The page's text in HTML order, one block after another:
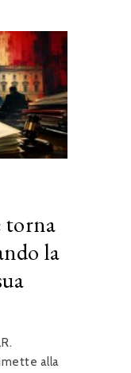
torna
la
alla